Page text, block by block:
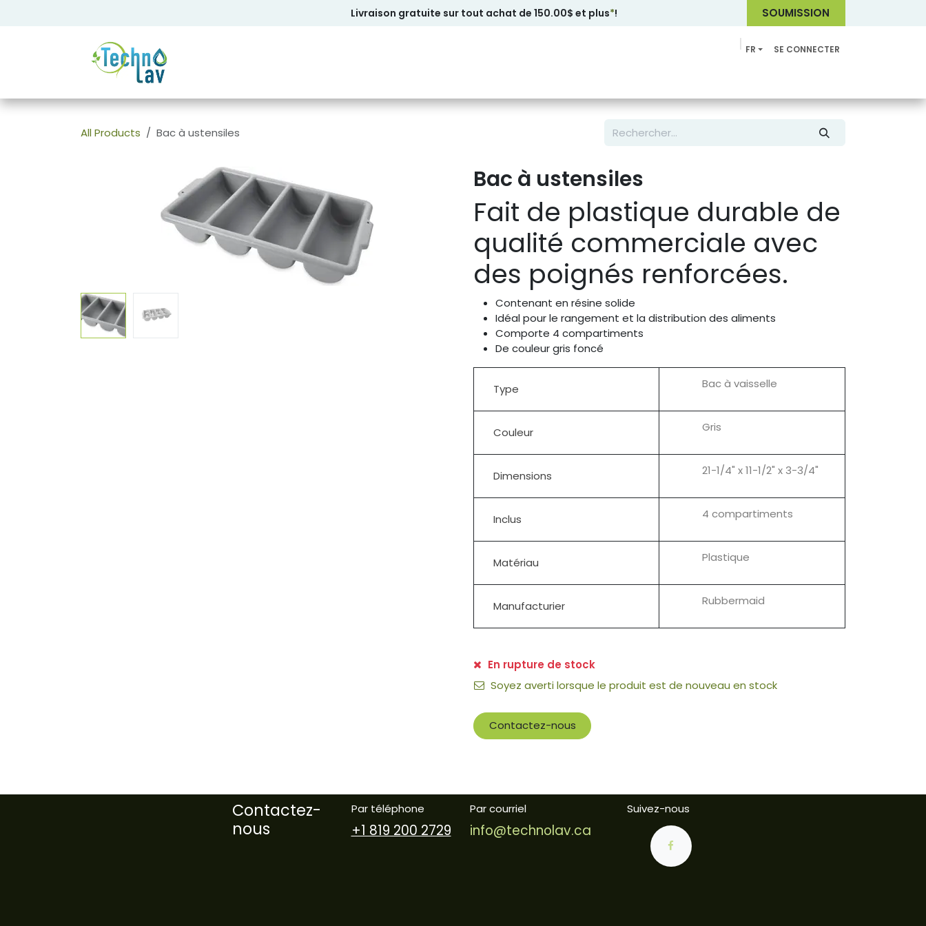
Livraison gratuite sur tout achat de 150.00$ et plus*! SOUMISSION
FR SE CONNECTER
All Products Bac à ustensiles
Bac à ustensiles
Fait de plastique durable de
qualité commerciale avec
des poignés renforcées.
Contenant en résine solide
Idéal pour le rangement et la distribution des aliments
Comporte 4 compartiments
De couleur gris foncé
Type Bac à vaisselle
Couleur Gris
Dimensions 21-1/4" x 11-1/2" x 3-3/4"
Inclus 4 compartiments
Matériau Plastique
Manufacturier Rubbermaid
En rupture de stock
Soyez averti lorsque le produit est de nouveau en stock
Contactez-nous
Contactez-
nous
Par téléphone
+1 819 200 2729
Par courriel
info@technolav.ca
Suivez-nous